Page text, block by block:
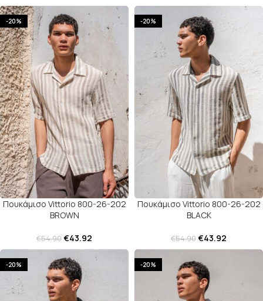
-20%
Πουκάμισο Vittorio 800-26-202
BROWN
€54.90€43.92
-20%
Πουκάμισο Vittorio 800-26-202
BLACK
€54.90€43.92
-20% -20%